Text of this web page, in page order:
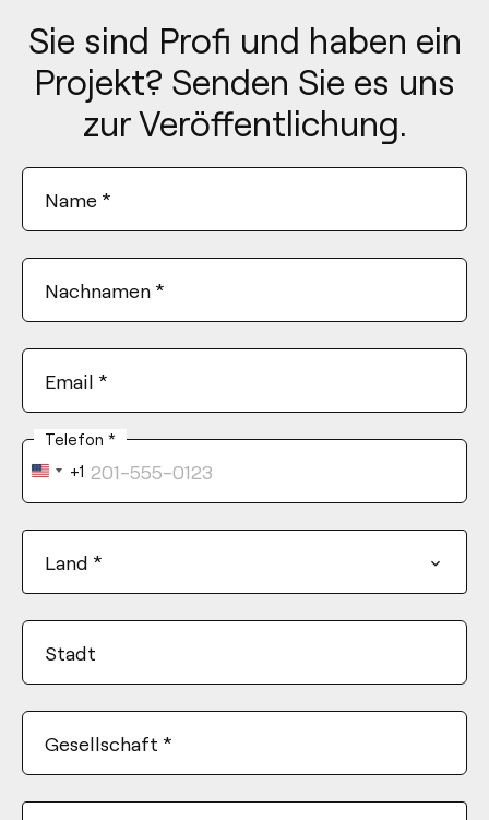
Sie sind Profi und haben ein
Projekt? Senden Sie es uns
zur Veröffentlichung.
Name *
Nachnamen *
Email *
Telefon *
United
States
+1
Land *
Stadt
Gesellschaft *